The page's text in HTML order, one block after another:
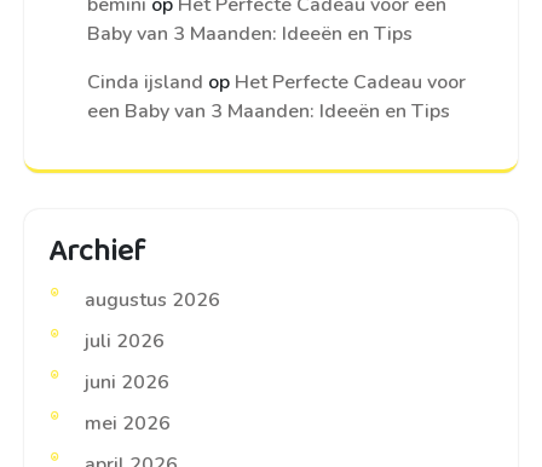
Baby van 3 Maanden: Ideeën en Tips
Cinda ijsland op Het Perfecte Cadeau voor
een Baby van 3 Maanden: Ideeën en Tips
Archief
augustus 2026
juli 2026
juni 2026
mei 2026